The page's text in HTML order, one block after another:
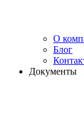
О
Блог
Документы